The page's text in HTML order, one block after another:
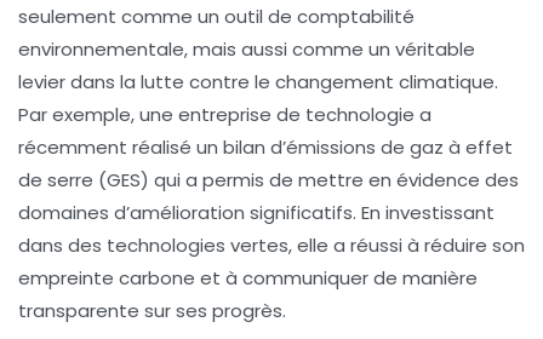
seulement comme un outil de comptabilité
environnementale, mais aussi comme un véritable
levier dans la lutte contre le changement climatique.
Par exemple, une entreprise de technologie a
récemment réalisé un bilan d’émissions de gaz à effet
de serre (GES) qui a permis de mettre en évidence des
domaines d’amélioration significatifs. En investissant
dans des technologies vertes, elle a réussi à réduire son
empreinte carbone et à communiquer de manière
transparente sur ses progrès.